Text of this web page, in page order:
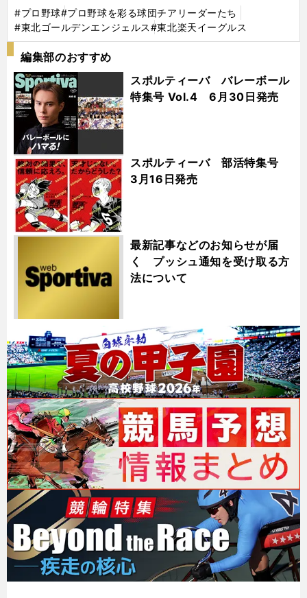
#プロ野球#プロ野球を彩る球団チアリーダーたち
#東北ゴールデンエンジェルス#東北楽天イーグルス
編集部のおすすめ
スポルティーバ バレーボール
特集号 Vol.4 6月30日発売
スポルティーバ 部活特集号
3月16日発売
最新記事などのお知らせが届
く プッシュ通知を受け取る方
法について